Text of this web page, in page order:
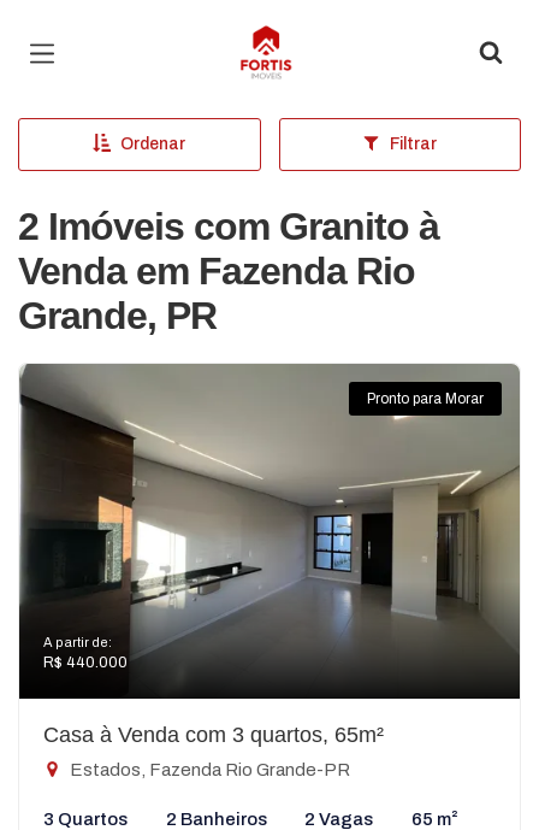
Página inicial
Ordenar Filtrar
2 Imóveis com Granito à
Venda em Fazenda Rio
Grande, PR
Pronto para Morar
A partir de:
R$ 440.000
Casa à Venda com 3 quartos, 65m²
Estados, Fazenda Rio Grande-PR
3 Quartos 2 Banheiros 2 Vagas 65 m²